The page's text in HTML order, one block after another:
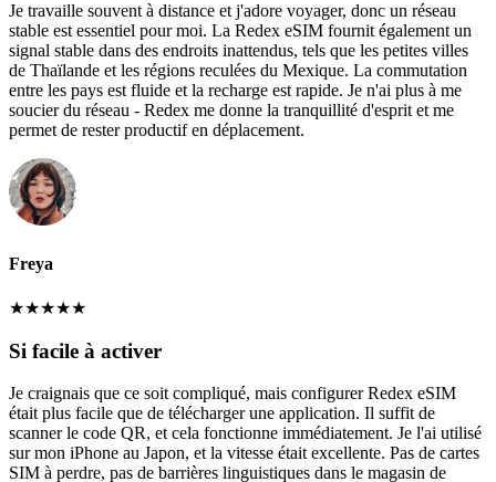
Je travaille souvent à distance et j'adore voyager, donc un réseau
stable est essentiel pour moi. La Redex eSIM fournit également un
signal stable dans des endroits inattendus, tels que les petites villes
de Thaïlande et les régions reculées du Mexique. La commutation
entre les pays est fluide et la recharge est rapide. Je n'ai plus à me
soucier du réseau - Redex me donne la tranquillité d'esprit et me
permet de rester productif en déplacement.
Freya
★★★★★
Si facile à activer
Je craignais que ce soit compliqué, mais configurer Redex eSIM
était plus facile que de télécharger une application. Il suffit de
scanner le code QR, et cela fonctionne immédiatement. Je l'ai utilisé
sur mon iPhone au Japon, et la vitesse était excellente. Pas de cartes
SIM à perdre, pas de barrières linguistiques dans le magasin de